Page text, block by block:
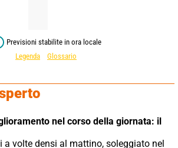
Previsioni stabilite in ora locale
Legenda
Glossario
nel corso della giornata: il